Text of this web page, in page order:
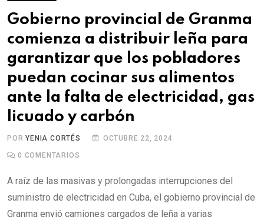
Gobierno provincial de Granma
comienza a distribuir leña para
garantizar que los pobladores
puedan cocinar sus alimentos
ante la falta de electricidad, gas
licuado y carbón
PORYENIA CORTÉS OCTUBRE 22, 2024
0 COMENTARIOS
A raíz de las masivas y prolongadas interrupciones del
suministro de electricidad en Cuba, el gobierno provincial de
Granma envió camiones cargados de leña a varias